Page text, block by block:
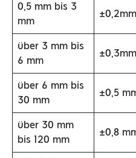
0,5 mm bis 3
mm
±0,2mm
über 3 mm bis
6 mm
±0,3mm
über 6 mm bis
30 mm
±0,5
über 30 mm
bis 120 mm
±0,8